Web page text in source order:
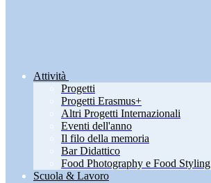
Attività
Progetti
Progetti Erasmus+
Altri Progetti Internazionali
Eventi dell'anno
Il filo della memoria
Bar Didattico
Food Photography e Food Styling
Scuola & Lavoro